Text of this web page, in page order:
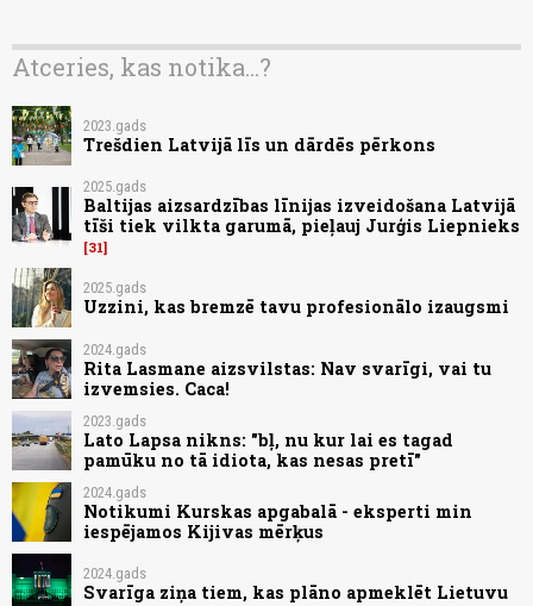
Atceries, kas notika...?
2023.gads
Trešdien Latvijā līs un dārdēs pērkons
2025.gads
Baltijas aizsardzības līnijas izveidošana Latvijā
tīši tiek vilkta garumā, pieļauj Jurģis Liepnieks
31
2025.gads
Uzzini, kas bremzē tavu profesionālo izaugsmi
2024.gads
Rita Lasmane aizsvilstas: Nav svarīgi, vai tu
izvemsies. Caca!
2023.gads
Lato Lapsa nikns: "bļ, nu kur lai es tagad
pamūku no tā idiota, kas nesas pretī"
2024.gads
Notikumi Kurskas apgabalā - eksperti min
iespējamos Kijivas mērķus
2024.gads
Svarīga ziņa tiem, kas plāno apmeklēt Lietuvu